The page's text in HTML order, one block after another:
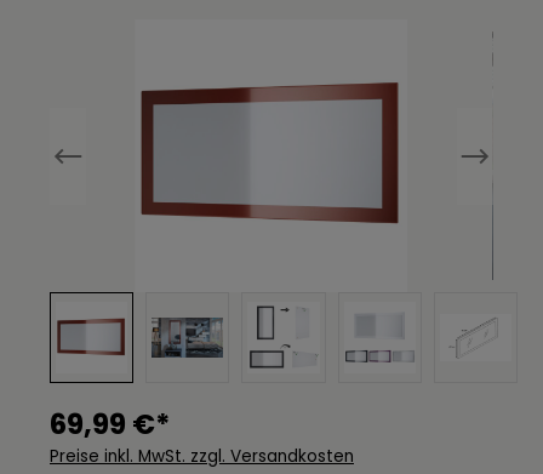
69,99 €*
Preise inkl. MwSt. zzgl. Versandkosten